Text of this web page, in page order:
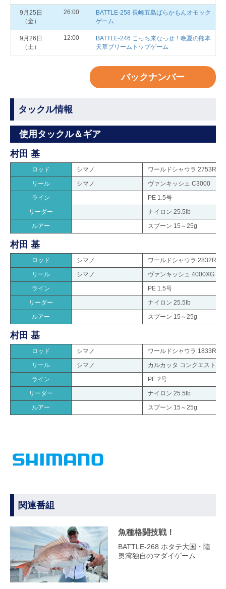
9月25日
（金）
26:00
BATTLE-258 長崎五島ばらかもんオモック
ゲーム
9月26日
（土）
12:00
BATTLE-246 こっち来なっせ！晩夏の熊本
天草ブリームトップゲーム
バックナンバー
タックル情報
使用タックル＆ギア
村田 基
ロッド シマノ
ワールドシャウラ 2753RS-2
リール
シマノ
ヴァンキッシュ C3000
ライン
PE 1.5号
リーダー
ナイロン 25.5lb
ルアー
スプーン 15～25g
村田 基
ロッド シマノ
ワールドシャウラ 2832RS-2
リール
シマノ
ヴァンキッシュ 4000XG
ライン
PE 1.5号
リーダー
ナイロン 25.5lb
ルアー
スプーン 15～25g
村田 基
ロッド シマノ
ワールドシャウラ 1833RS-2
リール
シマノ
カルカッタ コンクエスト
ライン
PE 2号
リーダー
ナイロン 25.5lb
ルアー
スプーン 15～25g
関連番組
魚種格闘技戦！
BATTLE-268 ホタテ大国・陸
奥湾独自のマダイゲーム